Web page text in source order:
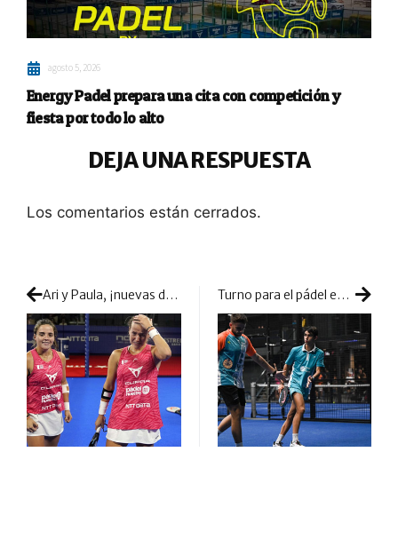
agosto 5, 2026
Energy Padel prepara una cita con competición y
fiesta por todo lo alto
DEJA UNA RESPUESTA
Los comentarios están cerrados.
Ari y Paula, ¡nuevas dueñas de la Race, del ranking y del Master de Madrid! Turno para el pádel en Amsterdam: otra semana de desgaste y mucha pelea por el título